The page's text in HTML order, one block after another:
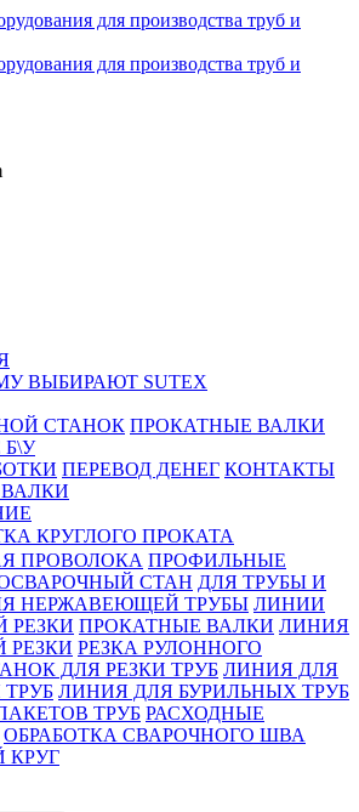
ВЫБИРАЮТ SUTEX
СТАНОК ПРОКАТНЫЕ ВАЛКИ
Б\У
ПЕРЕВОД ДЕНЕГ КОНТАКТЫ
КРУГЛОГО ПРОКАТА
ПРОВОЛОКА ПРОФИЛЬНЫЕ
СТАН ДЛЯ ТРУБЫ И
НЕРЖАВЕЮЩЕЙ ТРУБЫ ЛИНИИ
РЕЗКИ ПРОКАТНЫЕ ВАЛКИ ЛИНИЯ
РЕЗКИ РЕЗКА РУЛОННОГО
ДЛЯ РЕЗКИ ТРУБ ЛИНИЯ ДЛЯ
ЛИНИЯ ДЛЯ БУРИЛЬНЫХ ТРУБ
ТРУБ РАСХОДНЫЕ
OБРАБОТКА СВАРОЧНОГО ШВА
КРУГ